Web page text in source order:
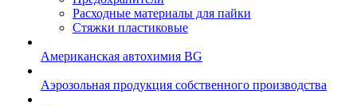
Расходные материалы для пайки
Стяжки пластиковые
Американская автохимия BG
Аэрозольная продукция собственного производства